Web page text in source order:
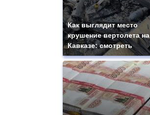
Как выглядит место
крушение вертолета на
Кавказе: смотреть